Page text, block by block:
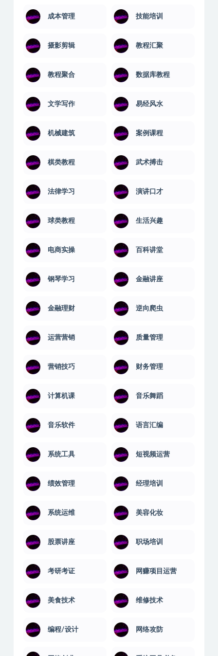
成本管理 技能培训
摄影剪辑 教程汇聚
教程聚合 数据库教程
文学写作 易经风水
机械建筑 案例课程
棋类教程 武术搏击
法律学习 演讲口才
球类教程 生活兴趣
电商实操 百科讲堂
钢琴学习 金融讲座
金融理财 逆向爬虫
运营营销 质量管理
营销技巧 财务管理
计算机课 音乐舞蹈
音乐软件 语言汇编
系统工具 短视频运营
绩效管理 经理培训
系统运维 美容化妆
股票讲座 职场培训
考研考证 网赚项目运营
美食技术 维修技术
编程/设计 网络攻防